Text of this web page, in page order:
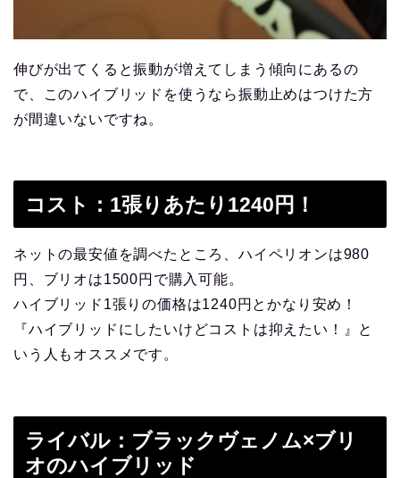
伸びが出てくると振動が増えてしまう傾向にあるの
で、このハイブリッドを使うなら振動止めはつけた方
が間違いないですね。
コスト：1張りあたり1240円！
ネットの最安値を調べたところ、ハイペリオンは980
円、ブリオは1500円で購入可能。
ハイブリッド1張りの価格は1240円とかなり安め！
『ハイブリッドにしたいけどコストは抑えたい！』と
いう人もオススメです。
ライバル：ブラックヴェノム×ブリ
オのハイブリッド